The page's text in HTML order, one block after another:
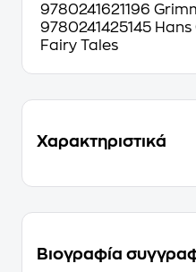
9780241621196
9780241425145
Fairy Tales
Χαρακτηριστικά
Βιογραφία